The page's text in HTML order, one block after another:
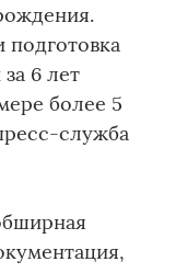
подготовка
6 лет
более 5
служба